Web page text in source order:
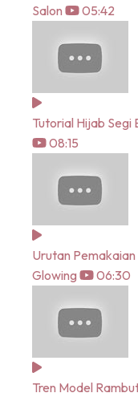
Salon
05:42
Tutorial Hijab Segi
08:15
Urutan
Glowing
06:30
Tren Model